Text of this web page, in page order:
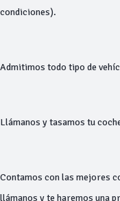
condiciones).
Admitimos todo tipo de
Llámanos y tasamos tu
Contamos con las mejores
llámanos y te haremos una